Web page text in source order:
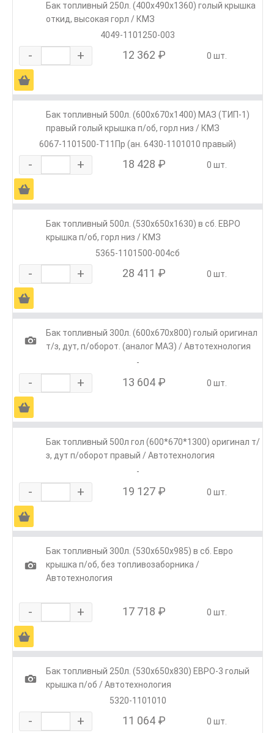
Бак топливный 250л. (400х490х1360) голый крышка
откид, высокая горл / КМЗ
4049-1101250-003
- + 12 362 ₽ 0 шт.
Ä
Бак топливный 500л. (600х670х1400) МАЗ (ТИП-1)
правый голый крышка п/об, горл низ / КМЗ
6067-1101500-Т11Пр (ан. 6430-1101010 правый)
- + 18 428 ₽ 0 шт.
Ä
Бак топливный 500л. (530х650х1630) в сб. ЕВРО
крышка п/об, горл низ / КМЗ
5365-1101500-004сб
- + 28 411 ₽ 0 шт.
Ä
1
Бак топливный 300л. (600х670х800) голый оригинал
т/з, дут, п/оборот. (аналог МАЗ) / Автотехнология
-
- + 13 604 ₽ 0 шт.
Ä
Бак топливный 500л гол (600*670*1300) оригинал т/
з, дут п/оборот правый / Автотехнология
-
- + 19 127 ₽ 0 шт.
Ä
1
Бак топливный 300л. (530х650х985) в сб. Евро
крышка п/об, без топливозаборника /
Автотехнология
- + 17 718 ₽ 0 шт.
Ä
1
Бак топливный 250л. (530х650х830) ЕВРО-3 голый
крышка п/об / Автотехнология
5320-1101010
- + 11 064 ₽ 0 шт.